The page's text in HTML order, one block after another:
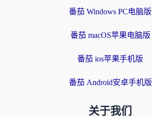
番茄 Windows PC电脑版
番茄 macOS苹果电脑版
番茄 ios苹果手机版
番茄 Android安卓手机版
关于我们